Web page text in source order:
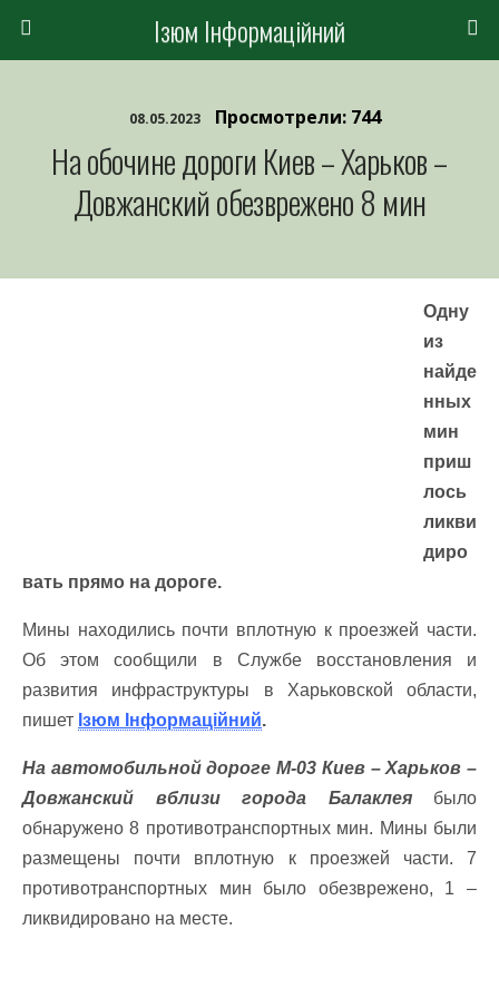
Ізюм Інформаційний
08.05.2023 Просмотрели: 744
На обочине дороги Киев – Харьков –
Довжанский обезврежено 8 мин
Одну
из
найде
нных
мин
приш
лось
ликви
диро
вать прямо на дороге.
Мины находились почти вплотную к проезжей части.
Об этом сообщили в Службе восстановления и
развития инфраструктуры в Харьковской области,
пишет Ізюм Інформаційний.
На автомобильной дороге М-03 Киев – Харьков –
Довжанский вблизи города Балаклеябыло
обнаружено 8 противотранспортных мин. Мины были
размещены почти вплотную к проезжей части. 7
противотранспортных мин было обезврежено, 1 –
ликвидировано на месте.